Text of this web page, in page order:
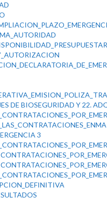
DE BIOSEGURIDAD Y 22.
3